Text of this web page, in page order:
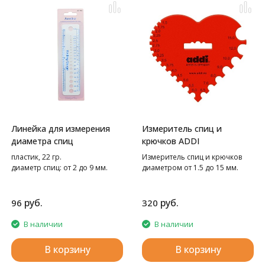
Линейка для измерения
диаметра спиц
пластик, 22 гр.
диаметр спиц: от 2 до 9 мм.
96 руб.
В наличии
В корзину
Измеритель спиц и
крючков ADDI
Измеритель спиц и крючков
диаметром от 1.5 до 15 мм.
320 руб.
В наличии
В корзину